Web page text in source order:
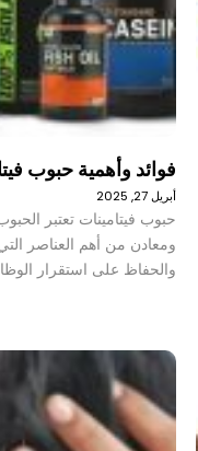
فوائد وأهمية حبوب
أبريل 27, 2025
حبوب فيتامينات تعتبر
ومعادن من أهم العناصر
والحفاظ على استقرار